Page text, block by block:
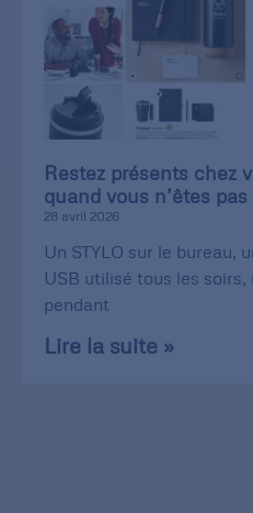
Restez présents chez
quand vous n’êtes pas
28 avril 2026
Un STYLO sur le bureau,
USB utilisé tous les soirs,
pendant
Lire la suite »